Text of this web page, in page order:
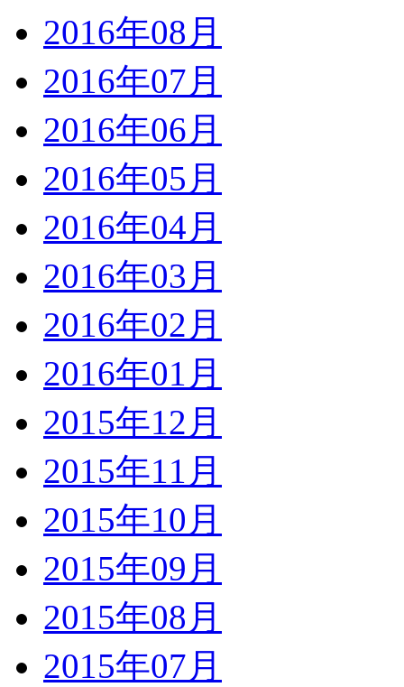
2016年08月
2016年07月
2016年06月
2016年05月
2016年04月
2016年03月
2016年02月
2016年01月
2015年12月
2015年11月
2015年10月
2015年09月
2015年08月
2015年07月